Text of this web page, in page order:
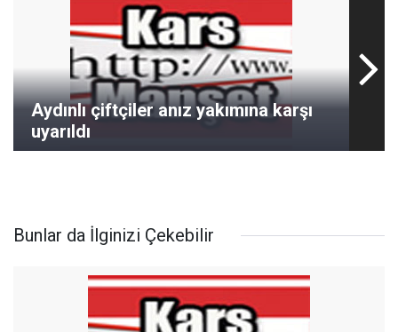
Aydınlı çiftçiler anız yakımına karşı
uyarıldı
Bunlar da İlginizi Çekebilir